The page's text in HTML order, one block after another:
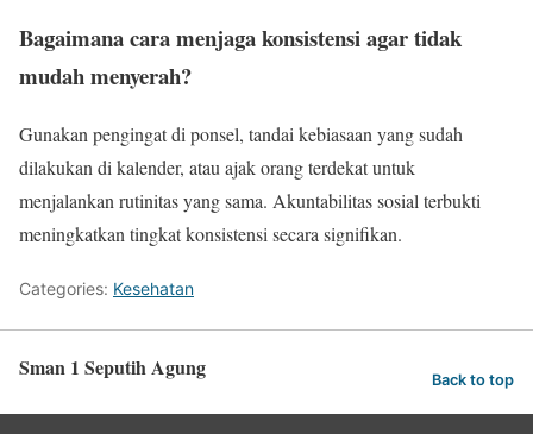
Bagaimana cara menjaga konsistensi agar tidak
mudah menyerah?
Gunakan pengingat di ponsel, tandai kebiasaan yang sudah
dilakukan di kalender, atau ajak orang terdekat untuk
menjalankan rutinitas yang sama. Akuntabilitas sosial terbukti
meningkatkan tingkat konsistensi secara signifikan.
Categories: Kesehatan
Sman 1 Seputih Agung Back to top